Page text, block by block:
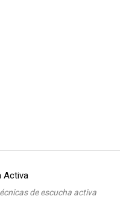
Activa
de escucha activa